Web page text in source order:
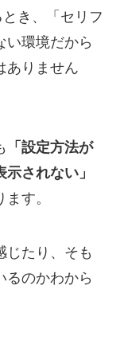
き、「セリフ
い環境だから
ありません
「設定方法が
されない」
す。
じたり、そも
るのかわから